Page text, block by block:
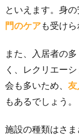
といえます。身の
門のケアも受けら
また、入居者の
く、レクリエー
会も多いため、 友
もあるでしょう。
施設の種類はさ